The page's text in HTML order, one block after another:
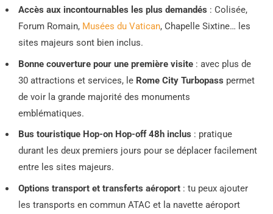
Accès aux incontournables les plus demandés : Colisée,
Forum Romain, Musées du Vatican, Chapelle Sixtine… les
sites majeurs sont bien inclus.
Bonne couverture pour une première visite : avec plus de
30 attractions et services, le Rome City Turbopass permet
de voir la grande majorité des monuments
emblématiques.
Bus touristique Hop-on Hop-off 48h inclus : pratique
durant les deux premiers jours pour se déplacer facilement
entre les sites majeurs.
Options transport et transferts aéroport : tu peux ajouter
les transports en commun ATAC et la navette aéroport